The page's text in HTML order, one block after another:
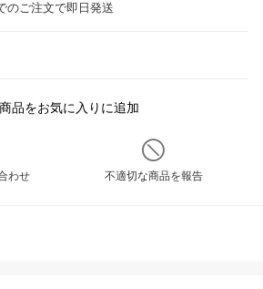
のご注文で即日発送
商品をお気に入りに追加
わせ 不適切な商品を報告